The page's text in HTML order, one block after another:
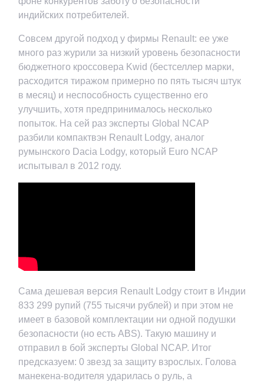
индийских потребителей.
Совсем другой подход у фирмы Renault: ее уже
много раз журили за низкий уровень безопасности
бюджетного кроссовера Kwid (бестселлер марки,
расходится тиражом примерно по пять тысяч штук
в месяц) и неспособность существенно его
улучшить, хотя предпринималось несколько
попыток. На сей раз эксперты Global NCAP
разбили компактвэн Renault Lodgy, аналог
румынского Dacia Lodgy, который Euro NCAP
испытывал в 2012 году.
Сама дешевая версия Renault Lodgy стоит в Индии
833 299 рупий (755 тысячи рублей) и при этом не
имеет в базовой комплектации ни одной подушки
безопасности (но есть ABS). Такую машину и
отправил в бой эксперты Global NCAP. Итог
предсказуем: 0 звезд за защиту взрослых. Голова
манекена-водителя ударилась о руль, а